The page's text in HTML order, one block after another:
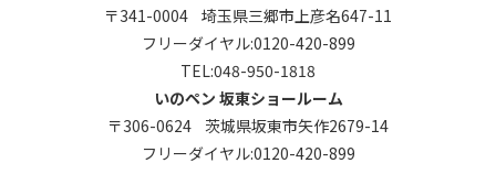
〒341-0004 埼玉県三郷市上彦名647-11
フリーダイヤル:0120-420-899
TEL:048-950-1818
いのペン 坂東ショールーム
〒306-0624 茨城県坂東市矢作2679-14
フリーダイヤル:0120-420-899